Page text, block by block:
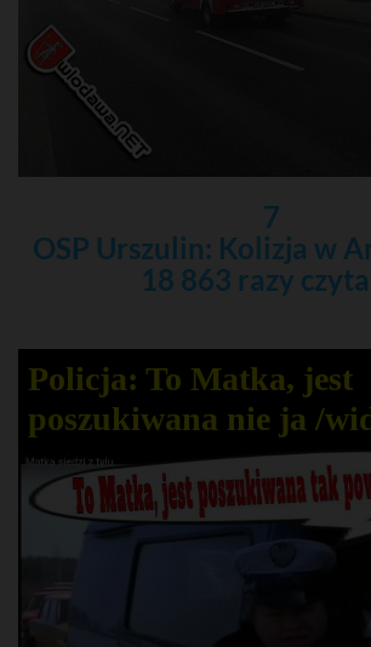
7
OSP Urszulin: Kolizja w
18 863 razy
Policja: To Matka, jest
poszukiwana nie ja /